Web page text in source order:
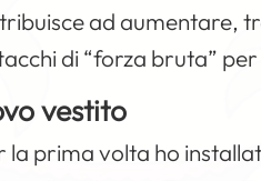
ad aumentare,
di “forza bruta”
vestito
la prima volta ho